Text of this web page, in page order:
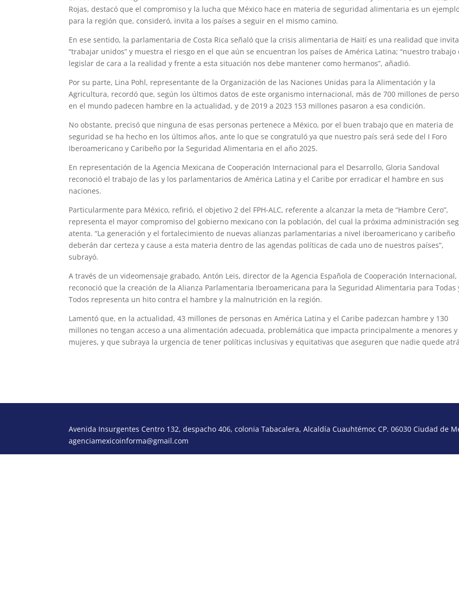
Rojas, destacó que el compromiso y la lucha que México hace en materia de seguridad alimentaria es un
para la región que, consideró, invita a los países a seguir en el mismo camino.
En ese sentido, la parlamentaria de Costa Rica señaló que la crisis alimentaria de Haití es una realidad que
“trabajar unidos” y muestra el riesgo en el que aún se encuentran los países de América Latina; “nuestro trabajo
legislar de cara a la realidad y frente a esta situación nos debe mantener como hermanos”, añadió.
Por su parte, Lina Pohl, representante de la Organización de las Naciones Unidas para la Alimentación y la
Agricultura, recordó que, según los últimos datos de este organismo internacional, más de 700 millones de
en el mundo padecen hambre en la actualidad, y de 2019 a 2023 153 millones pasaron a esa condición.
No obstante, precisó que ninguna de esas personas pertenece a México, por el buen trabajo que en materia de
seguridad se ha hecho en los últimos años, ante lo que se congratuló ya que nuestro país será sede del I Foro
Iberoamericano y Caribeño por la Seguridad Alimentaria en el año 2025.
En representación de la Agencia Mexicana de Cooperación Internacional para el Desarrollo, Gloria Sandoval
reconoció el trabajo de las y los parlamentarios de América Latina y el Caribe por erradicar el hambre en sus
naciones.
Particularmente para México, refirió, el objetivo 2 del FPH-ALC, referente a alcanzar la meta de “Hambre Cero”,
representa el mayor compromiso del gobierno mexicano con la población, del cual la próxima administración
atenta. “La generación y el fortalecimiento de nuevas alianzas parlamentarias a nivel iberoamericano y caribeño
deberán dar certeza y cause a esta materia dentro de las agendas políticas de cada uno de nuestros países”,
subrayó.
A través de un videomensaje grabado, Antón Leis, director de la Agencia Española de Cooperación Internacional,
reconoció que la creación de la Alianza Parlamentaria Iberoamericana para la Seguridad Alimentaria para Todas
Todos representa un hito contra el hambre y la malnutrición en la región.
Lamentó que, en la actualidad, 43 millones de personas en América Latina y el Caribe padezcan hambre y 130
millones no tengan acceso a una alimentación adecuada, problemática que impacta principalmente a menores y
mujeres, y que subraya la urgencia de tener políticas inclusivas y equitativas que aseguren que nadie quede
Avenida Insurgentes Centro 132, despacho 406, colonia Tabacalera, Alcaldía Cuauhtémoc CP. 06030 Ciudad de
agenciamexicoinforma@gmail.com